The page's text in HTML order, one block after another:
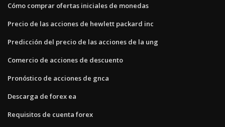
Cómo comprar ofertas iniciales de monedas
Precio de las acciones de hewlett packard inc
Predicción del precio de las acciones de la ung
Comercio de acciones de descuento
Pronóstico de acciones de gnca
Descarga de forex ea
Requisitos de cuenta forex